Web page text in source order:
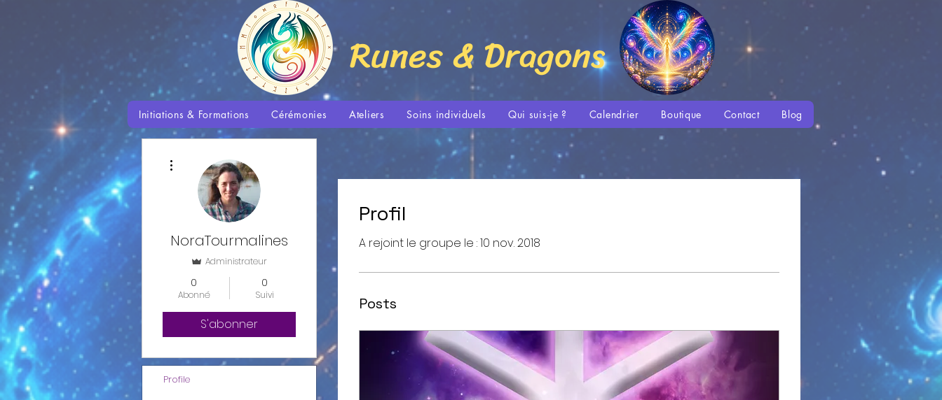
Runes & Dragons
Initiations & Formations Cérémonies Ateliers Soins individuels Qui suis-je ? Calendrier Boutique Contact Blog
Profil
A rejoint le groupe le : 10 nov. 2018
Posts
NoraTourmalines
Administrateur
0
Abonné
0
Suivi
S'abonner
Profile